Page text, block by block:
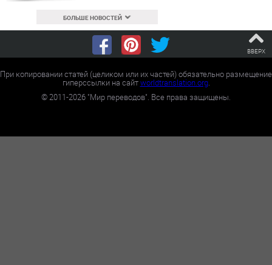
БОЛЬШЕ НОВОСТЕЙ
ВВЕРХ
При копировании статей (целиком или их частей) обязательно размещение
гиперссылки на сайтworldtranslation.org.
©2011-2026 "Мир переводов". Все права защищены.